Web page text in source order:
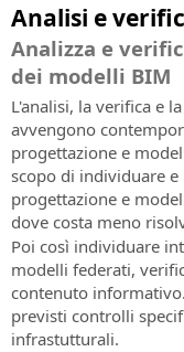
Analisi e
Analizza e
dei modelli BIM
L'analisi, la verifica e
avvengono
progettazione e
scopo di individuare
progettazione e
dove costa meno
Poi così individuare
modelli federati,
contenuto
previsti controlli
infrastutturali.